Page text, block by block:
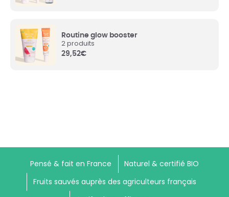
Routine glow booster
2 produits
29,52€
Pensé & fait en France
Naturel & certifié BIO
Fruits sauvés auprès des agriculteurs français